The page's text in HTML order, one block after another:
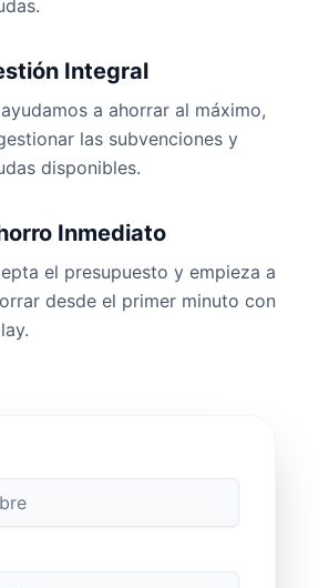
Integral
a ahorrar al máximo,
las subvenciones y
disponibles.
Inmediato
el presupuesto y empieza a
desde el primer minuto con